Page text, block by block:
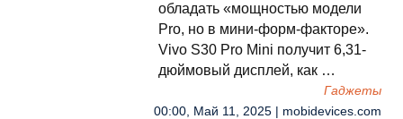
обладать «мощностью модели
Pro, но в мини-форм-факторе».
Vivo S30 Pro Mini получит 6,31-
дюймовый дисплей, как …
Гаджеты
00:00, Май 11, 2025 | mobidevices.com